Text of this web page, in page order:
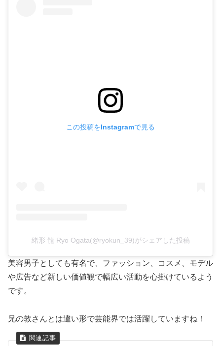
この投稿をInstagramで見る
緒形 龍 Ryo Ogata(@ryokun_39)がシェアした投稿
美容男子としても有名で、ファッション、コスメ、モデル
や広告など新しい価値観で幅広い活動を心掛けているよう
です。
兄の敦さんとは違い形で芸能界では活躍していますね！